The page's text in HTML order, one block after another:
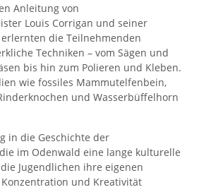
Anleitung von
Louis Corrigan und seiner
erlernten die Teilnehmenden
Techniken – vom Sägen und
bis hin zum Polieren und Kleben.
wie fossiles Mammutelfenbein,
und Wasserbüffelhorn
in die Geschichte der
im Odenwald eine lange kulturelle
Jugendlichen ihre eigenen
und Kreativität